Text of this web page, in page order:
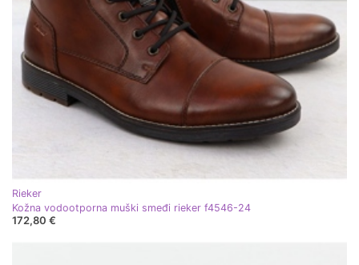
Rieker
Kožna vodootporna muški smeđi rieker f4546-24
172,80 €